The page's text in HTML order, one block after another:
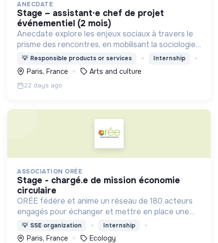
ANECDATE
stage – assistant·e chef de projet
événementiel (2 mois)
Anecdate explore les enjeux sociaux à travers le
prisme des rencontres, en mobilisant la sociologie
pour mieux comprendre nos relations – qu’elles
soient intimes, professionnelles ou citoyennes.
💡 Responsible products or services Internship
Paris, France Arts and culture
22 days ago
ASSOCIATION ORÉE
stage - chargé.e de mission économie
circulaire
ORÉE fédère et anime un réseau de 180 acteurs
engagés pour échanger et mettre en place une
dynamique environnementale au service des
territoires.
💡 SSE organization Internship
Paris, France Ecology